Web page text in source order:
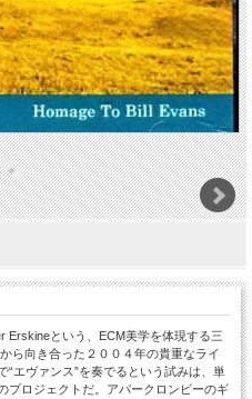
Erskineという、ECM美学を体現する三
ら向き合った２００４年の貴重なライ
エヴァンス”を奏でるという試みは、単
プロジェクトだ。アバークロンビーのギ